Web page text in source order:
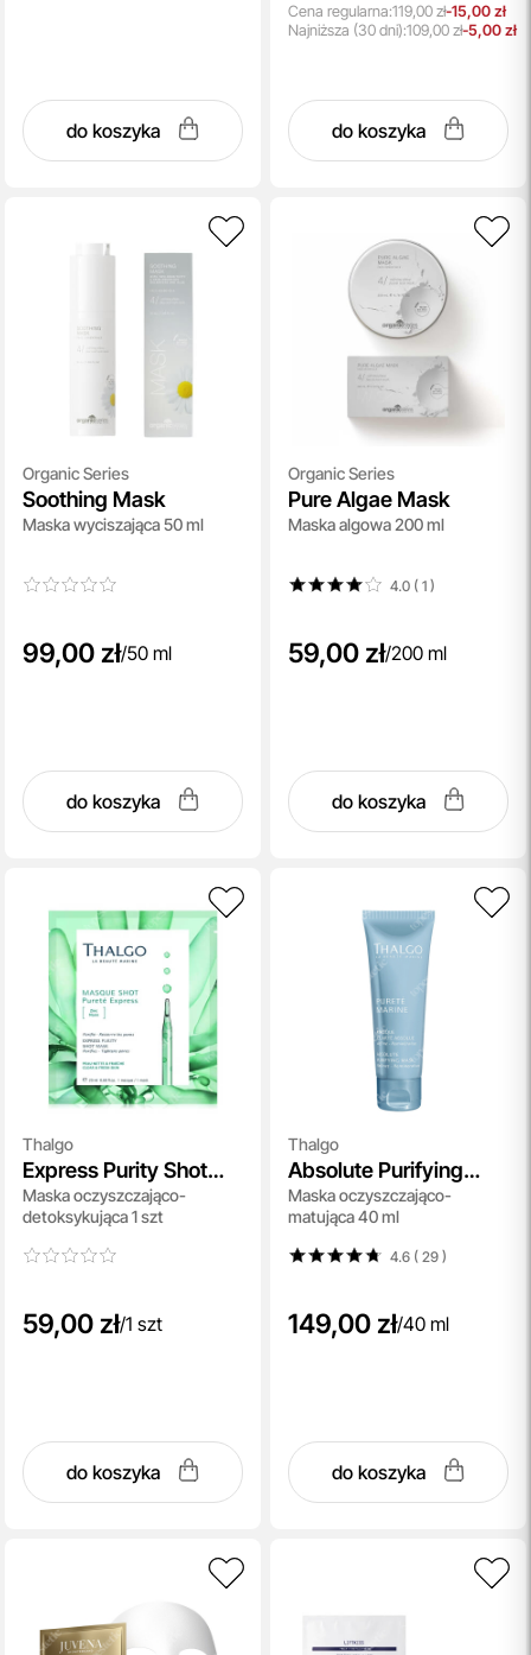
do koszyka
Cena regularna:119,00 zł-15,00 zł
Najniższa (30 dni):109,00 zł-5,00 zł
do koszyka
Organic Series
Soothing Mask
Maska wyciszająca 50 ml
99,00 zł/50 ml
do koszyka
Organic Series
Pure Algae Mask
Maska algowa 200 ml
4.0 ( 1)
59,00 zł/200 ml
do koszyka
Thalgo
Express Purity Shot
Mask
Maska oczyszczająco-
detoksykująca 1 szt
59,00 zł/1 szt
do koszyka
Thalgo
Absolute Purifying
Mask
Maska oczyszczająco-
matująca 40 ml
4.6 ( 29)
149,00 zł/40 ml
do koszyka